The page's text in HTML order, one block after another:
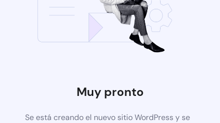
Muy pronto
Se está creando el nuevo sitio WordPress y se